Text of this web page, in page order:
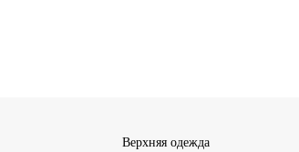
Верхняя одежда